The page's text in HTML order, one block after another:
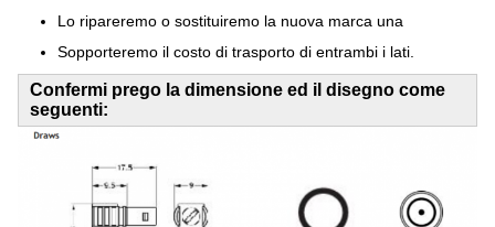
Lo ripareremo o sostituiremo la nuova marca una
Sopporteremo il costo di trasporto di entrambi i lati.
Confermi prego la dimensione ed il disegno come
seguenti: